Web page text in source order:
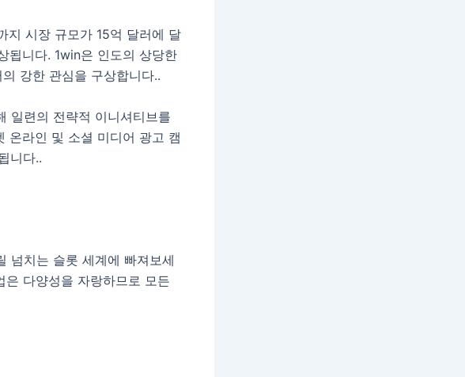
지 시장 규모가 15억 달러에 달
됩니다. 1win은 인도의 상당한
강한 관심을 구상합니다..
일련의 전략적 이니셔티브를
온라인 및 소셜 미디어 광고 캠
니다..
넘치는 슬롯 세계에 빠져보세
다양성을 자랑하므로 모든